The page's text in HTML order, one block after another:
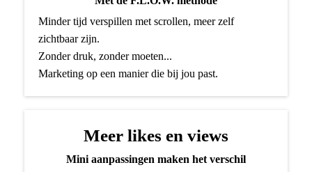
Minder tijd verspillen met scrollen, meer zelf
zichtbaar zijn.
Zonder druk, zonder moeten...
Marketing op een manier die bij jou past.
Meer likes en views
Mini aanpassingen maken het verschil